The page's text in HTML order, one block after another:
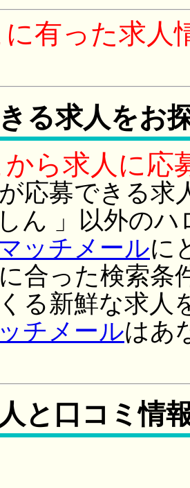
有った求人
る求人をお
ら求人に応
応募できる求
ん 」以外のハ
ッチメールに
合った検索条
る新鮮な求人
チメールはあ
と口コミ情